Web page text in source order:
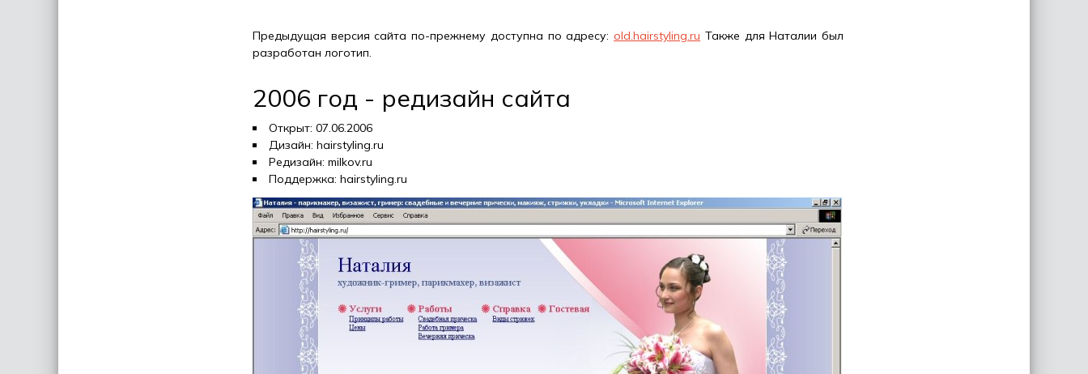
Предыдущая версия сайта по-прежнему доступна по адресу:old.hairstyling.ru Также для Наталии был
разработан логотип.
2006 год - редизайн сайта
Открыт: 07.06.2006
Дизайн: hairstyling.ru
Редизайн: milkov.ru
Поддержка: hairstyling.ru